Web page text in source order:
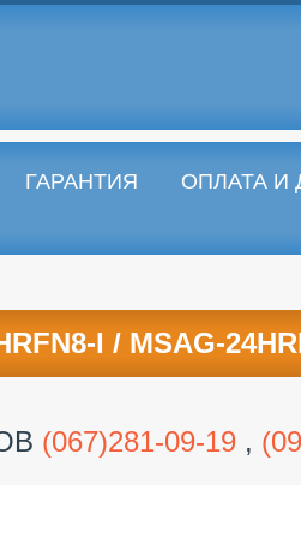
ГАРАНТИЯ
ОПЛАТА И
I / MSAG-
(067)281-09-19,